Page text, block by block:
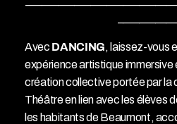
Avec DANCING, laissez-vous
expérience artistique
création collective portée par
Théâtre en lien avec les élèves
les habitants de Beaumont,